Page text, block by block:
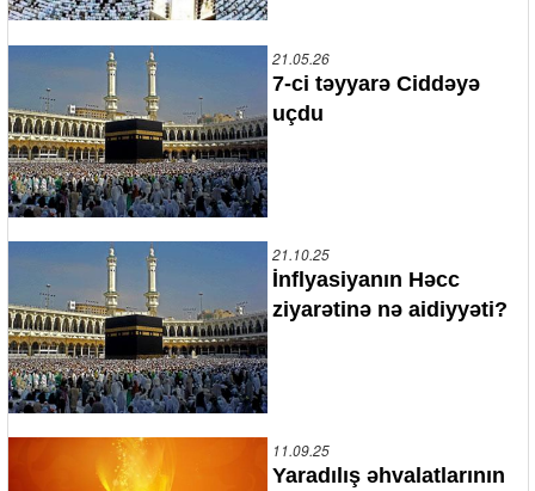
21.05.26
7-ci təyyarə Ciddəyə
uçdu
21.10.25
İnflyasiyanın Həcc
ziyarətinə nə aidiyyəti?
11.09.25
Yaradılış əhvalatlarının